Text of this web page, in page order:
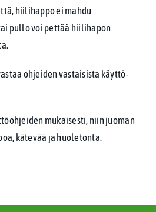
hiilihappo ei mahdu
pullo voi pettää hiilihapon
ohjeiden vastaisista käyttö-
mukaisesti, niin juoman
kätevää ja huoletonta.